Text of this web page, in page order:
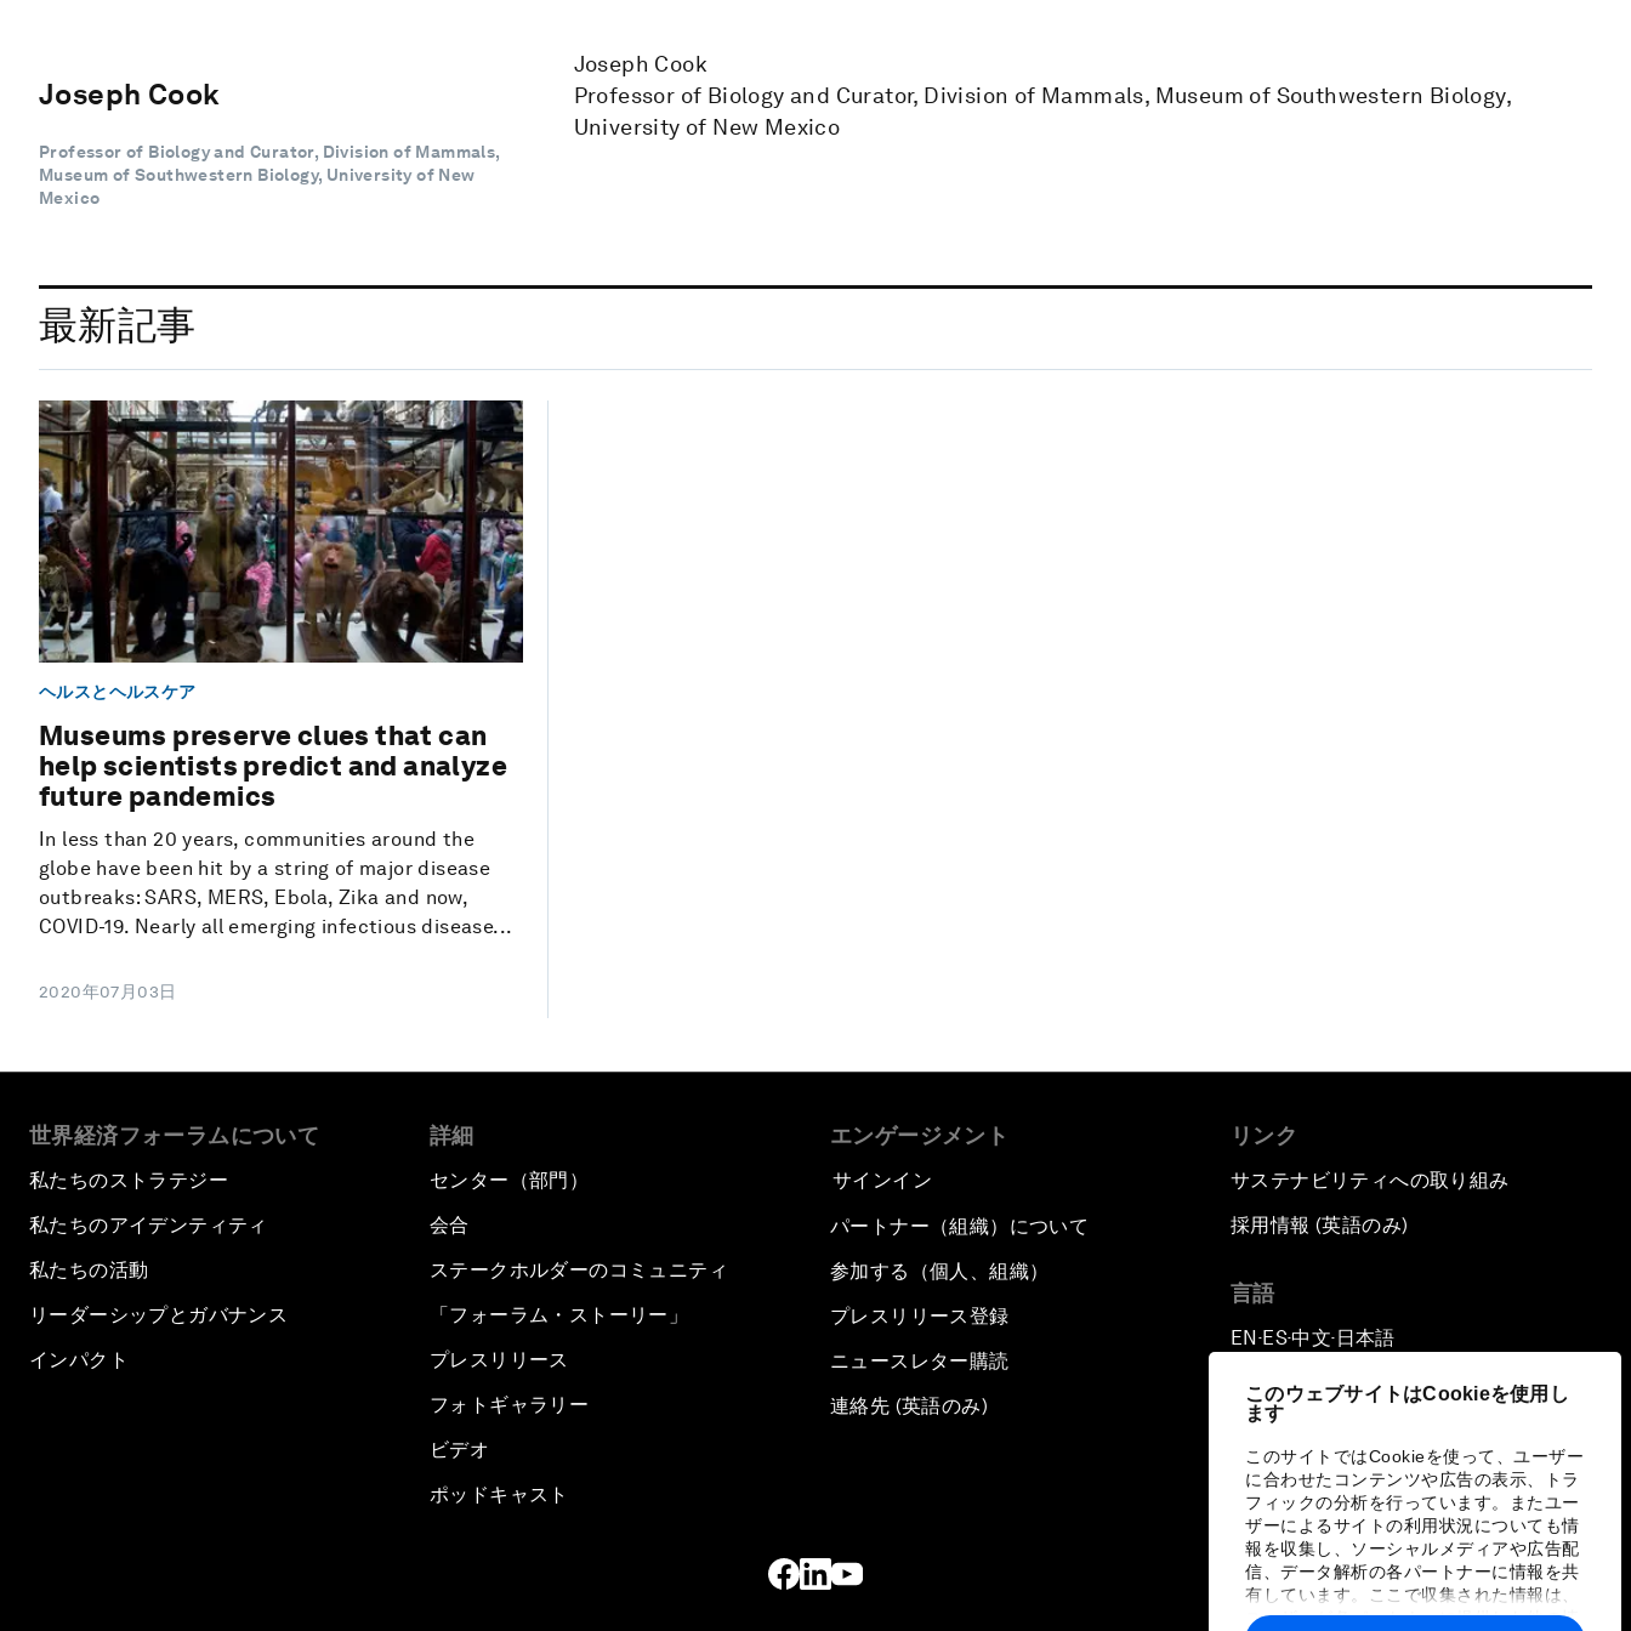
このウェブサイトはCookieを使用し
ます
このサイトではCookieを使って、ユーザー
に合わせたコンテンツや広告の表示、トラ
フィックの分析を行っています。またユー
ザーによるサイトの利用状況についても情
報を収集し、ソーシャルメディアや広告配
信、データ解析の各パートナーに情報を共
有しています。ここで収集された情報は、
ユーザーが各パートナーに提供した他の情
Joseph Cook
Professor of Biology and Curator, Division of Mammals,
Museum of Southwestern Biology, University of New
Mexico
Joseph Cook
Professor of Biology and Curator, Division of Mammals, Museum of Southwestern Biology,
University of New Mexico
最新記事
ヘルスとヘルスケア
Museums preserve clues that can
help scientists predict and analyze
future pandemics
In less than 20 years, communities around the
globe have been hit by a string of major disease
outbreaks: SARS, MERS, Ebola, Zika and now,
COVID-19. Nearly all emerging infectious disease...
2020年07月03日
世界経済フォーラムについて
私たちのストラテジー
私たちのアイデンティティ
私たちの活動
リーダーシップとガバナンス
インパクト
詳細
センター（部門）
会合
ステークホルダーのコミュニティ
「フォーラム・ストーリー」
プレスリリース
フォトギャラリー
ビデオ
ポッドキャスト
エンゲージメント
サインイン
パートナー（組織）について
参加する（個人、組織）
プレスリリース登録
ニュースレター購読
連絡先 (英語のみ)
リンク
サステナビリティへの取り組み
採用情報 (英語のみ)
言語
EN ▪ ES▪中文▪ 日本語